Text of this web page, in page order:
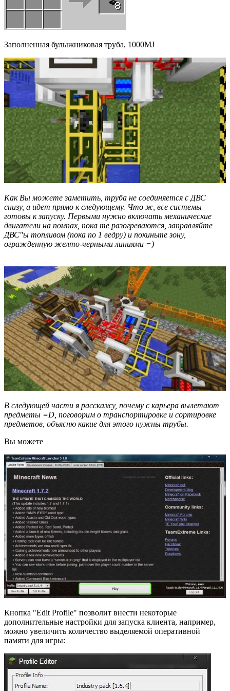
Заполненная булыжниковая труба, 1000MJ
Как Вы можете заметить, труба не соединяется с ДВС
снизу, а идет прямо к следующему. Что ж, все системы
готовы к запуску. Первыми нужно включать механические
двигатели на помпах, пока те разогреваются, заправляйте
ДВС"ы топливом (пока по 1 ведру) и покиньте зону,
огражденную желто-черными линиями =)
В следующей части я расскажу, почему с карьера вылетают
предметы =D, поговорим о транспортировке и сортировке
предметов, объясню какие для этого нужны трубы.
Вы можете
Кнопка "Edit Profile" позволит внести некоторые
дополнительные настройки для запуска клиента, например,
можно увеличить количество выделяемой оперативной
памяти для игры: